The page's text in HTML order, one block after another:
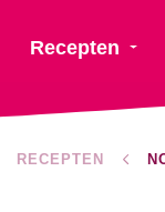
Recepten
RECEPTEN